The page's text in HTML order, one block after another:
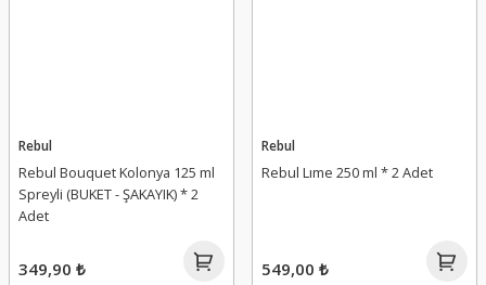
Rebul
Rebul Bouquet Kolonya 125 ml
Spreyli (BUKET - ŞAKAYIK) * 2
Adet
349,90 ₺
Rebul
Rebul Lıme 250 ml * 2 Adet
549,00 ₺